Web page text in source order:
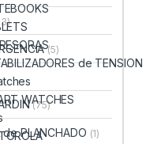
de TENSION
WATCHES
(5)
(75)
de PLANCHADO (1)